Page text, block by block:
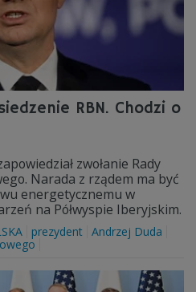
RBN. Chodzi o
zwołanie Rady
Narada z rządem ma być
energetycznemu w
na Półwyspie Iberyjskim.
prezydent Andrzej Duda